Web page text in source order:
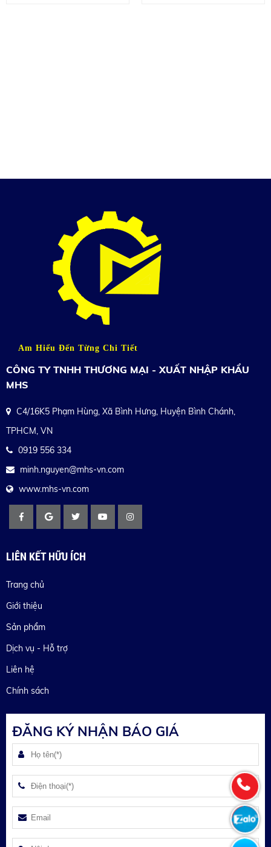
Am Hiểu Đến Từng Chi Tiết
CÔNG TY TNHH THƯƠNG MẠI - XUẤT NHẬP KHẨU
MHS
C4/16K5 Phạm Hùng, Xã Bình Hưng, Huyện Bình Chánh,
TPHCM, VN
0919 556 334
minh.nguyen@mhs-vn.com
www.mhs-vn.com
LIÊN KẾT HỮU ÍCH
Trang chủ
Giới thiệu
Sản phẩm
Dịch vụ - Hỗ trợ
Liên hệ
Chính sách
ĐĂNG KÝ NHẬN BÁO GIÁ